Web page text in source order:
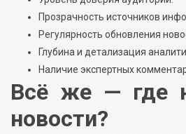
Прозрачность источников
Регулярность обновления
Глубина и детализация
Наличие экспертных
Всё же — где
новости?